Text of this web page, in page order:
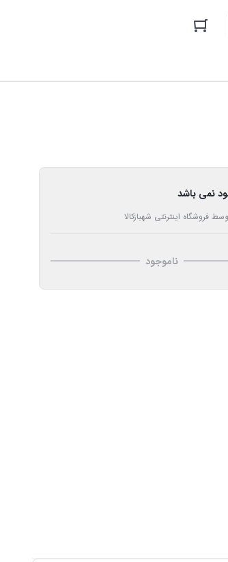
نمی باشد
فروشگاه اینترنتی شهبازکالا
ناموجود